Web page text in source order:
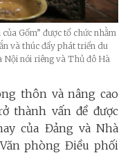
Gốm” được tổ chức nhằm
và thúc đẩy phát triển du
Nội nói riêng và Thủ đô Hà
thôn và nâng cao
thành vấn đề được
của Đảng và Nhà
phòng Điều phối